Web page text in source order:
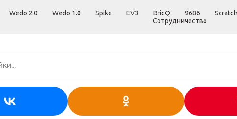
Wedo 2.0 Wedo 1.0 Spike EV3 BricQ 9686 Scratch
Сотрудничество